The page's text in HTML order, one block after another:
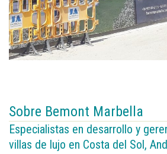
Sobre Bemont Marbella
Especialistas en desarrollo y
villas de lujo en Costa del Sol,